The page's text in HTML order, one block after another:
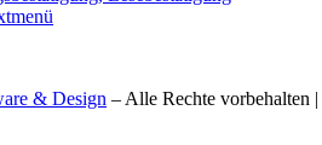
& Design – Alle Rechte vorbehalten |